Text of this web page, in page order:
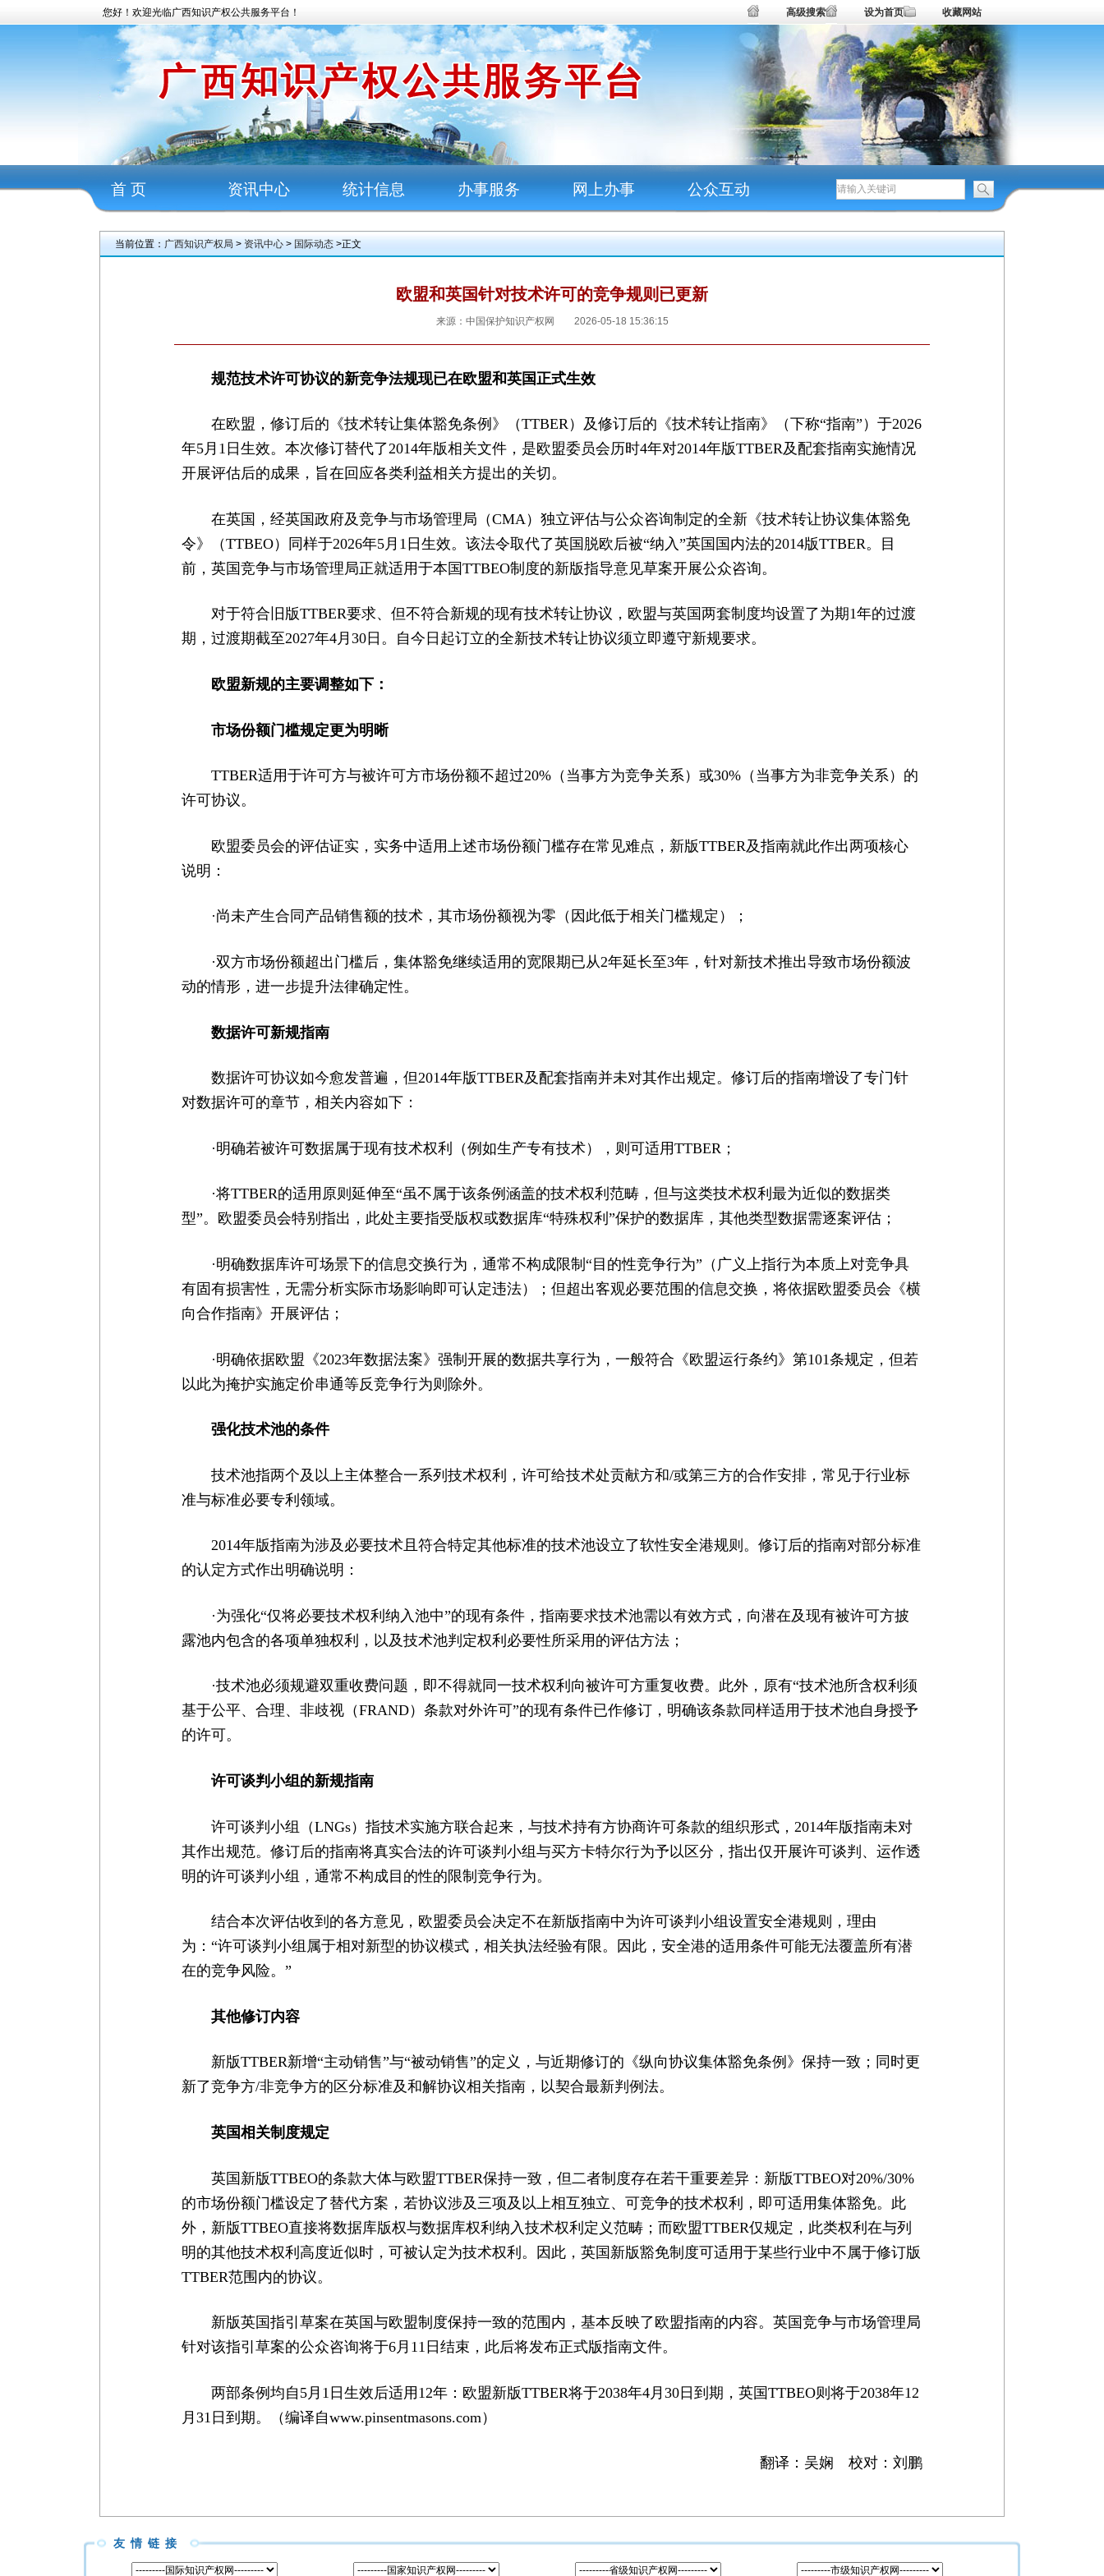
您好！欢迎光临广西知识产权公共服务平台！ 高级搜索 设为首页 收藏网站
首 页 资讯中心 统计信息 办事服务 网上办事 公众互动
当前位置： 广西知识产权局 > 资讯中心 > 国际动态 >正文
欧盟和英国针对技术许可的竞争规则已更新
来源：中国保护知识产权网 2026-05-18 15:36:15
规范技术许可协议的新竞争法规现已在欧盟和英国正式生效
在欧盟，修订后的《技术转让集体豁免条例》（TTBER）及修订后的《技术转让指南》（下称“指南”）于2026
年5月1日生效。本次修订替代了2014年版相关文件，是欧盟委员会历时4年对2014年版TTBER及配套指南实施情况
开展评估后的成果，旨在回应各类利益相关方提出的关切。
在英国，经英国政府及竞争与市场管理局（CMA）独立评估与公众咨询制定的全新《技术转让协议集体豁免
令》（TTBEO）同样于2026年5月1日生效。该法令取代了英国脱欧后被“纳入”英国国内法的2014版TTBER。目
前，英国竞争与市场管理局正就适用于本国TTBEO制度的新版指导意见草案开展公众咨询。
对于符合旧版TTBER要求、但不符合新规的现有技术转让协议，欧盟与英国两套制度均设置了为期1年的过渡
期，过渡期截至2027年4月30日。自今日起订立的全新技术转让协议须立即遵守新规要求。
欧盟新规的主要调整如下：
市场份额门槛规定更为明晰
TTBER适用于许可方与被许可方市场份额不超过20%（当事方为竞争关系）或30%（当事方为非竞争关系）的
许可协议。
欧盟委员会的评估证实，实务中适用上述市场份额门槛存在常见难点，新版TTBER及指南就此作出两项核心
说明：
·尚未产生合同产品销售额的技术，其市场份额视为零（因此低于相关门槛规定）；
·双方市场份额超出门槛后，集体豁免继续适用的宽限期已从2年延长至3年，针对新技术推出导致市场份额波
动的情形，进一步提升法律确定性。
数据许可新规指南
数据许可协议如今愈发普遍，但2014年版TTBER及配套指南并未对其作出规定。修订后的指南增设了专门针
对数据许可的章节，相关内容如下：
·明确若被许可数据属于现有技术权利（例如生产专有技术），则可适用TTBER；
·将TTBER的适用原则延伸至“虽不属于该条例涵盖的技术权利范畴，但与这类技术权利最为近似的数据类
型”。欧盟委员会特别指出，此处主要指受版权或数据库“特殊权利”保护的数据库，其他类型数据需逐案评估；
·明确数据库许可场景下的信息交换行为，通常不构成限制“目的性竞争行为”（广义上指行为本质上对竞争具
有固有损害性，无需分析实际市场影响即可认定违法）；但超出客观必要范围的信息交换，将依据欧盟委员会《横
向合作指南》开展评估；
·明确依据欧盟《2023年数据法案》强制开展的数据共享行为，一般符合《欧盟运行条约》第101条规定，但若
以此为掩护实施定价串通等反竞争行为则除外。
强化技术池的条件
技术池指两个及以上主体整合一系列技术权利，许可给技术处贡献方和/或第三方的合作安排，常见于行业标
准与标准必要专利领域。
2014年版指南为涉及必要技术且符合特定其他标准的技术池设立了软性安全港规则。修订后的指南对部分标准
的认定方式作出明确说明：
·为强化“仅将必要技术权利纳入池中”的现有条件，指南要求技术池需以有效方式，向潜在及现有被许可方披
露池内包含的各项单独权利，以及技术池判定权利必要性所采用的评估方法；
·技术池必须规避双重收费问题，即不得就同一技术权利向被许可方重复收费。此外，原有“技术池所含权利须
基于公平、合理、非歧视（FRAND）条款对外许可”的现有条件已作修订，明确该条款同样适用于技术池自身授予
的许可。
许可谈判小组的新规指南
许可谈判小组（LNGs）指技术实施方联合起来，与技术持有方协商许可条款的组织形式，2014年版指南未对
其作出规范。修订后的指南将真实合法的许可谈判小组与买方卡特尔行为予以区分，指出仅开展许可谈判、运作透
明的许可谈判小组，通常不构成目的性的限制竞争行为。
结合本次评估收到的各方意见，欧盟委员会决定不在新版指南中为许可谈判小组设置安全港规则，理由
为：“许可谈判小组属于相对新型的协议模式，相关执法经验有限。因此，安全港的适用条件可能无法覆盖所有潜
在的竞争风险。”
其他修订内容
新版TTBER新增“主动销售”与“被动销售”的定义，与近期修订的《纵向协议集体豁免条例》保持一致；同时更
新了竞争方/非竞争方的区分标准及和解协议相关指南，以契合最新判例法。
英国相关制度规定
英国新版TTBEO的条款大体与欧盟TTBER保持一致，但二者制度存在若干重要差异：新版TTBEO对20%/30%
的市场份额门槛设定了替代方案，若协议涉及三项及以上相互独立、可竞争的技术权利，即可适用集体豁免。此
外，新版TTBEO直接将数据库版权与数据库权利纳入技术权利定义范畴；而欧盟TTBER仅规定，此类权利在与列
明的其他技术权利高度近似时，可被认定为技术权利。因此，英国新版豁免制度可适用于某些行业中不属于修订版
TTBER范围内的协议。
新版英国指引草案在英国与欧盟制度保持一致的范围内，基本反映了欧盟指南的内容。英国竞争与市场管理局
针对该指引草案的公众咨询将于6月11日结束，此后将发布正式版指南文件。
两部条例均自5月1日生效后适用12年：欧盟新版TTBER将于2038年4月30日到期，英国TTBEO则将于2038年12
月31日到期。（编译自www.pinsentmasons.com）
翻译：吴娴 校对：刘鹏
友情链接